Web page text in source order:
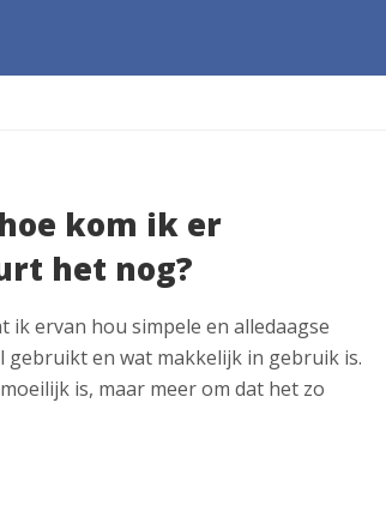
kom ik er
het nog?
ervan hou simpele en alledaagse
en wat makkelijk in gebruik is.
is, maar meer om dat het zo